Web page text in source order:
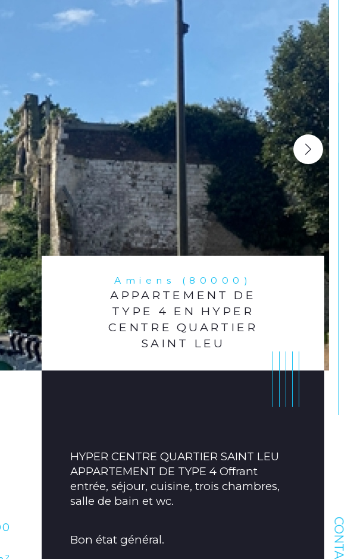
CONTACT
Amiens (80000)
APPARTEMENT DE
TYPE 4 EN HYPER
CENTRE QUARTIER
SAINT LEU
HYPER CENTRE QUARTIER SAINT LEU
APPARTEMENT DE TYPE 4 Offrant
entrée, séjour, cuisine, trois chambres,
salle de bain et wc.
Bon état général.